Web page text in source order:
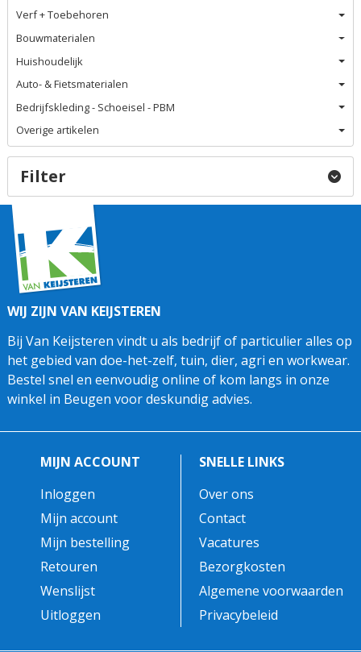
Verf + Toebehoren
Bouwmaterialen
Huishoudelijk
Auto- & Fietsmaterialen
Bedrijfskleding - Schoeisel - PBM
Overige artikelen
Filter
WIJ ZIJN VAN KEIJSTEREN
Bij Van Keijsteren vindt u als bedrijf of particulier alles op
het gebied van doe-het-zelf, tuin, dier, agri en workwear.
Bestel snel en eenvoudig online of kom langs in onze
winkel in Beugen voor deskundig advies.
MIJN ACCOUNT
Inloggen
Mijn account
Mijn bestelling
Retouren
Wenslijst
Uitloggen
SNELLE LINKS
Over ons
Contact
Vacatures
Bezorgkosten
Algemene voorwaarden
Privacybeleid